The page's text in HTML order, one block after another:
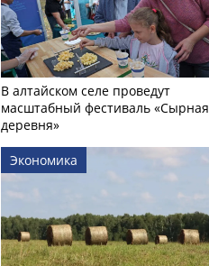
В алтайском селе проведут
масштабный фестиваль «Сырная
деревня»
Экономика